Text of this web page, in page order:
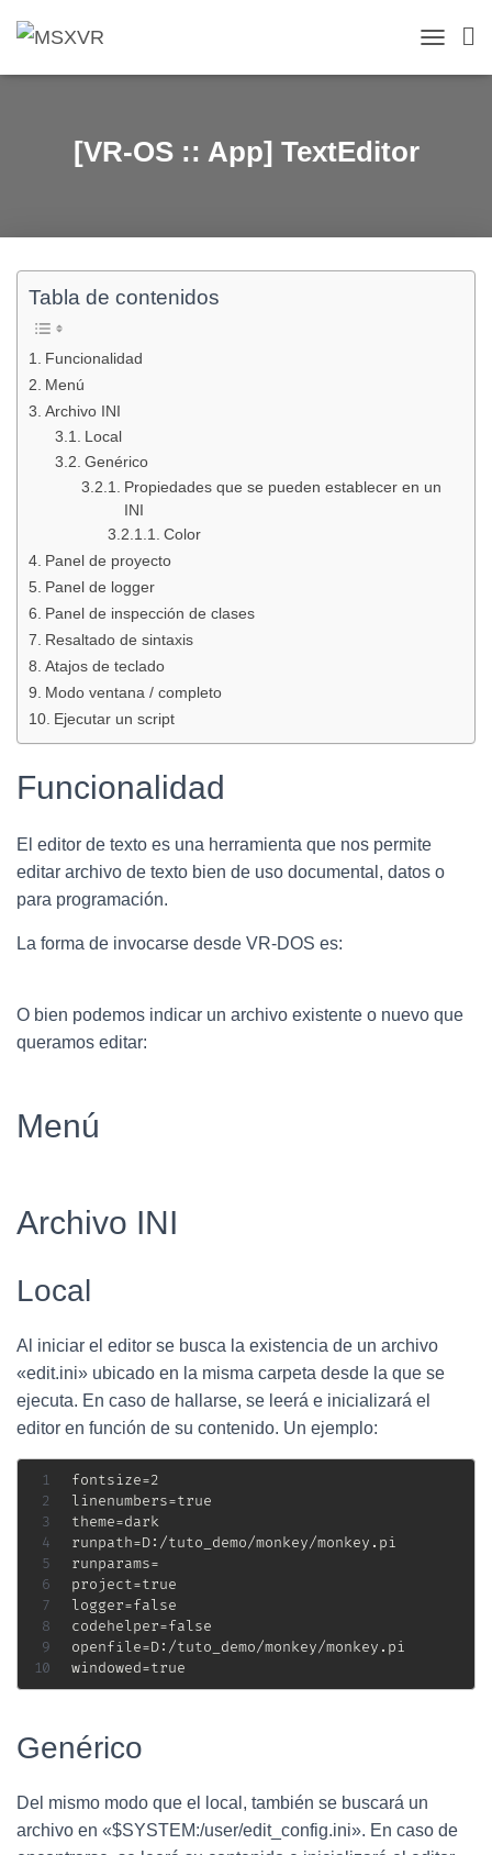
O
I
[VR-OS :: App] TextEditor
Tabla de contenidos
Funcionalidad
Menú
Archivo INI
Local
Genérico
Propiedades que se pueden establecer en un
INI
Color
Panel de proyecto
Panel de logger
Panel de inspección de clases
Resaltado de sintaxis
Atajos de teclado
Modo ventana / completo
Ejecutar un script
Funcionalidad
El editor de texto es una herramienta que nos permite
editar archivo de texto bien de uso documental, datos o
para programación.
La forma de invocarse desde VR-DOS es:
O bien podemos indicar un archivo existente o nuevo que
queramos editar:
Menú
Archivo INI
Local
Al iniciar el editor se busca la existencia de un archivo
«edit.ini» ubicado en la misma carpeta desde la que se
ejecuta. En caso de hallarse, se leerá e inicializará el
editor en función de su contenido. Un ejemplo:
fontsize=2
linenumbers=true
theme=dark
runpath=D:/tuto_demo/monkey/monkey.pi
runparams=
project=true
logger=false
codehelper=false
openfile=D:/tuto_demo/monkey/monkey.pi
windowed=true
Genérico
Del mismo modo que el local, también se buscará un
archivo en «$SYSTEM:/user/edit_config.ini». En caso de